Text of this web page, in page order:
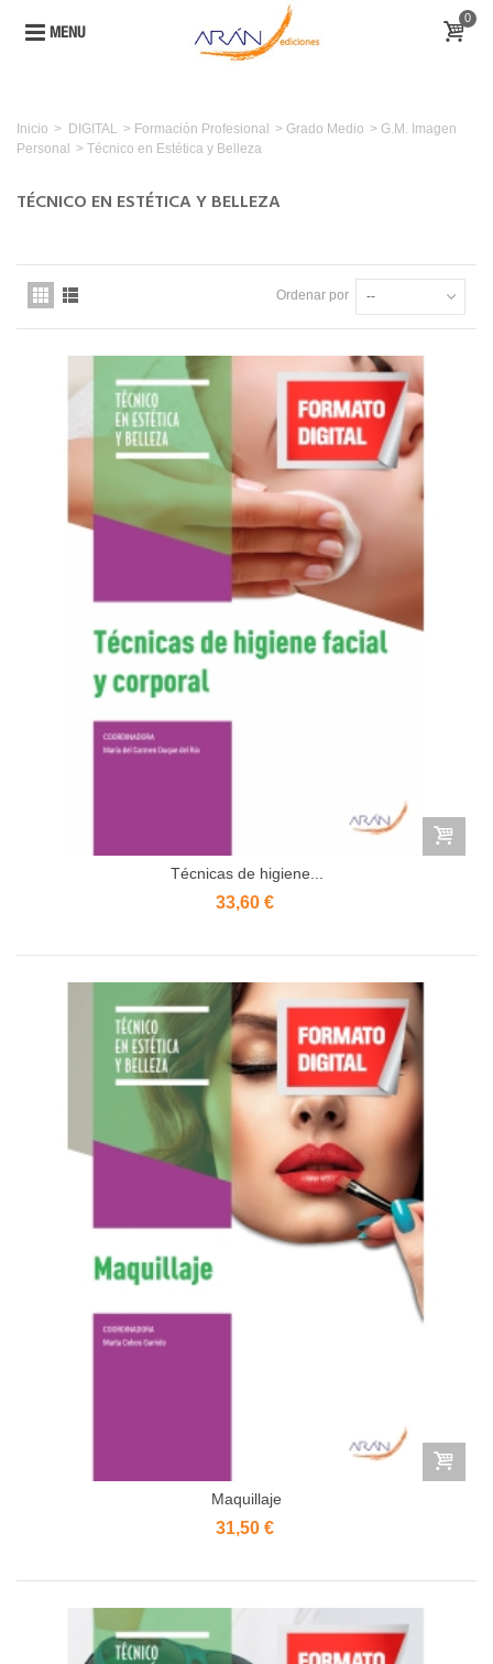
MENU
0
Inicio > DIGITAL > Formación Profesional > Grado Medio > G.M. Imagen
Personal > Técnico en Estética y Belleza
TÉCNICO EN ESTÉTICA Y BELLEZA
Ordenar por --
Técnicas de higiene...
33,60 €
Maquillaje
31,50 €